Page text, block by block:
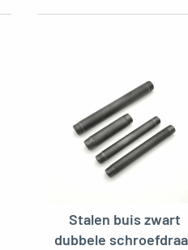
Stalen buis zwart
dubbele